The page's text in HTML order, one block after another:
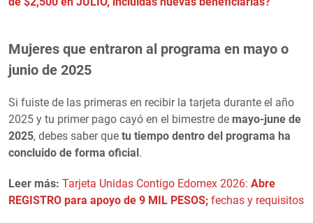
Mujeres que entraron al programa en mayo o
junio de 2025
Si fuiste de las primeras en recibir la tarjeta durante el año
2025 y tu primer pago cayó en el bimestre de mayo-june de
2025, debes saber que tu tiempo dentro del programa ha
concluido de forma oficial.
Leer más: Tarjeta Unidas Contigo Edomex 2026: Abre
REGISTRO para apoyo de 9 MIL PESOS; fechas y requisitos